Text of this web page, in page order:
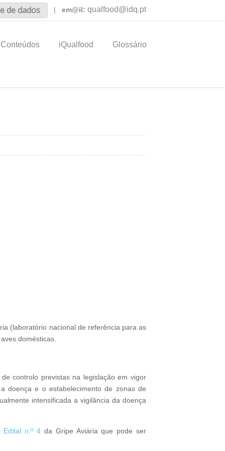
de dados | em@il: qualfood@idq.pt
Conteúdos iQualfood Glossário
(laboratório nacional de referência para as
domésticas.
controlo previstas na legislação em vigor
doença e o estabelecimento de zonas de
intensificada a vigilância da doença
Edital n.º 4 da Gripe Aviária que pode ser